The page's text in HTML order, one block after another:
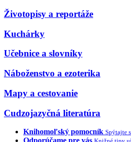
Životopisy a reportáže
Kuchárky
Učebnice a slovníky
Náboženstvo a ezoterika
Mapy a cestovanie
Cudzojazyčná literatúra
Knihomoľský pomocník Spýtajte